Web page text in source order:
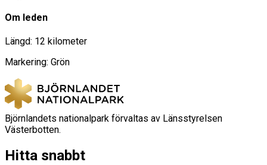
Om leden
Längd: 12 kilometer
Markering: Grön
Björnlandets nationalpark förvaltas av Länsstyrelsen
Västerbotten.
Hitta snabbt